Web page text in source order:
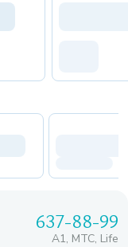
637-88-99
A1, МТС, Life